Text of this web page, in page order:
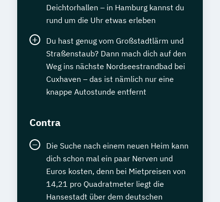
Deichtorhallen – in Hamburg kannst du
rund um die Uhr etwas erleben
Du hast genug vom Großstadtlärm und
Straßenstaub? Dann mach dich auf den
Weg ins nächste Nordseestrandbad bei
Cuxhaven – das ist nämlich nur eine
knappe Autostunde entfernt
Contra
Die Suche nach einem neuen Heim kann
dich schon mal ein paar Nerven und
Euros kosten, denn bei Mietpreisen von
14,21 pro Quadratmeter liegt die
Hansestadt über dem deutschen